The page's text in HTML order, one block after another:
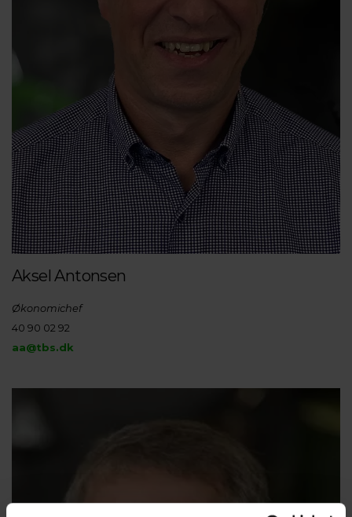
Aksel Antonsen
Økonomichef
40 90 02 92
aa@tbs.dk